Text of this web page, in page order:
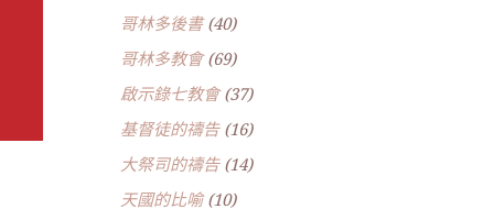
哥林多後書(40)
哥林多教會(69)
啟示錄七教會(37)
基督徒的禱告(16)
大祭司的禱告(14)
天國的比喻(10)